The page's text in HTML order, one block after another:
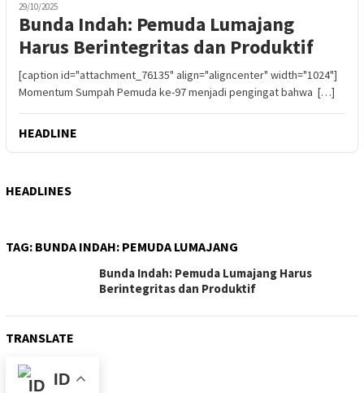
29/10/2025
Bunda Indah: Pemuda Lumajang
Harus Berintegritas dan Produktif
[caption id="attachment_76135" align="aligncenter" width="1024"]
Momentum Sumpah Pemuda ke-97 menjadi pengingat bahwa […]
HEADLINE
HEADLINES
TAG: BUNDA INDAH: PEMUDA LUMAJANG
Bunda Indah: Pemuda Lumajang Harus
Berintegritas dan Produktif
TRANSLATE
ID